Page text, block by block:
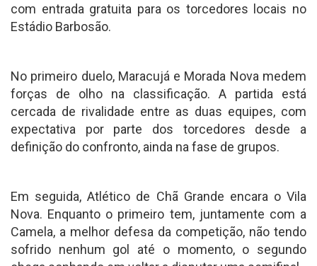
com entrada gratuita para os torcedores locais no
Estádio Barbosão.
No primeiro duelo, Maracujá e Morada Nova medem
forças de olho na classificação. A partida está
cercada de rivalidade entre as duas equipes, com
expectativa por parte dos torcedores desde a
definição do confronto, ainda na fase de grupos.
Em seguida, Atlético de Chã Grande encara o Vila
Nova. Enquanto o primeiro tem, juntamente com a
Camela, a melhor defesa da competição, não tendo
sofrido nenhum gol até o momento, o segundo